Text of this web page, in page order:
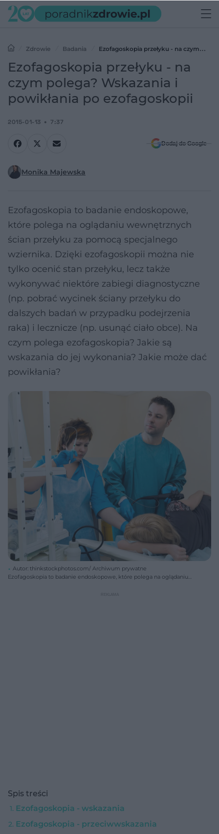
Zdrowie Badania
Ezofagoskopia przełyku - na czym
polega? Wskazania i powikłania po ezofagoskopii
Ezofagoskopia przełyku - na
czym polega? Wskazania i
powikłania po ezofagoskopii
2015-01-13 7:37
Dodaj do Google
Monika Majewska
Ezofagoskopia to badanie endoskopowe,
które polega na oglądaniu wewnętrznych
ścian przełyku za pomocą specjalnego
wziernika. Dzięki ezofagoskopii można nie
tylko ocenić stan przełyku, lecz także
wykonywać niektóre zabiegi diagnostyczne
(np. pobrać wycinek ściany przełyku do
dalszych badań w przypadku podejrzenia
raka) i lecznicze (np. usunąć ciało obce). Na
czym polega ezofagoskopia? Jakie są
wskazania do jej wykonania? Jakie może dać
powikłania?
Autor: thinkstockphotos.com/ Archiwum prywatne
Ezofagoskopia to badanie endoskopowe, które polega na oglądaniu
Spis treści
Ezofagoskopia - wskazania
Ezofagoskopia - przeciwwskazania